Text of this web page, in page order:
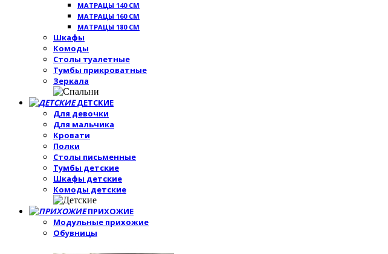
МАТРАЦЫ 140 СМ
МАТРАЦЫ 160 СМ
МАТРАЦЫ 180 СМ
Шкафы
Комоды
Столы туалетные
Тумбы прикроватные
Зеркала
ДЕТСКИЕ
Для девочки
Для мальчика
Кровати
Полки
Столы письменные
Тумбы детские
Шкафы детские
Комоды детские
ПРИХОЖИЕ
Модульные прихожие
Обувницы